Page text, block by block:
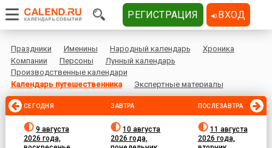
Праздники Именины Народный календарь
Хроника
Компании
Персоны
Лунный календарь
Производственные календари
Календарь путешественника
Экспертные материалы
СЕГОДНЯ
9 августа
2026 года,
ЗАВТРА
10 августа
2026 года,
ПОСЛЕЗАВТРА
11 августа
2026 года,
РЕГИСТРАЦИЯ ВХОД